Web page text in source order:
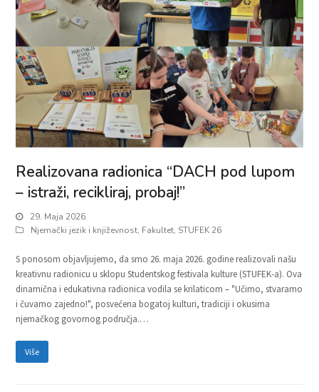
Realizovana radionica “DACH pod lupom
– istraži, recikliraj, probaj!”
29. Maja 2026.
Njemački jezik i književnost, Fakultet, STUFEK 26
S ponosom objavljujemo, da smo 26. maja 2026. godine realizovali našu
kreativnu radionicu u sklopu Studentskog festivala kulture (STUFEK-a). Ova
dinamična i edukativna radionica vodila se krilaticom – "Učimo, stvaramo
i čuvamo zajedno!", posvećena bogatoj kulturi, tradiciji i okusima
njemačkog govornog područja.…
Više